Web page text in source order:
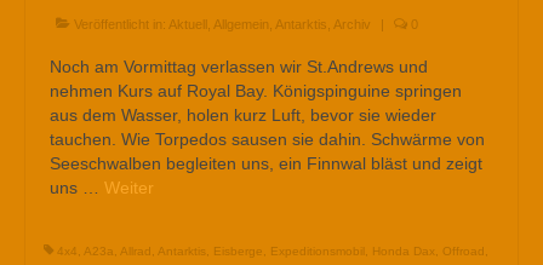
Veröffentlicht in: Aktuell Allgemein Antarktis Archiv | 0
Noch am Vormittag verlassen wir St.Andrews und
nehmen Kurs auf Royal Bay. Königspinguine springen
aus dem Wasser, holen kurz Luft, bevor sie wieder
tauchen. Wie Torpedos sausen sie dahin. Schwärme von
Seeschwalben begleiten uns, ein Finnwal bläst und zeigt
uns … Weiter
4x4 A23a Allrad Antarktis Eisberge Expeditionsmobil Honda Dax Offroad